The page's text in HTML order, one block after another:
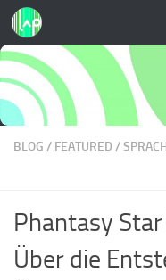
Zum Inhalt springen
BLOG / FEATURED /
Phantasy
Über die